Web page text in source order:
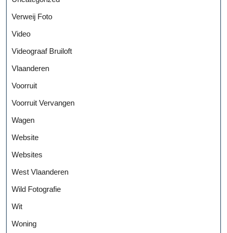
Verweij Foto
Video
Videograaf Bruiloft
Vlaanderen
Voorruit
Voorruit Vervangen
Wagen
Website
Websites
West Vlaanderen
Wild Fotografie
Wit
Woning